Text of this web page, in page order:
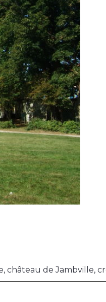
château de Jambville,